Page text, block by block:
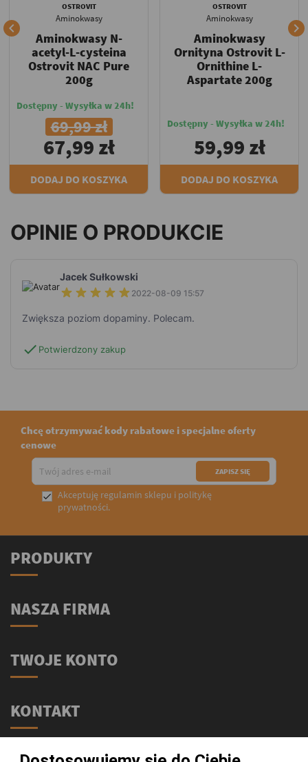

OSTROVIT
Aminokwasy
Aminokwasy N-
acetyl-L-cysteina
Ostrovit NAC Pure
200g
Dostępny - Wysyłka w 24h!
69,99 zł
67,99 zł
DODAJ DO KOSZYKA
OSTROVIT
Aminokwasy
Aminokwasy
Ornityna Ostrovit L-
Ornithine L-
Aspartate 200g
Dostępny - Wysyłka w 24h!
59,99 zł
DODAJ DO KOSZYKA

OPINIE O PRODUKCIE
Jacek Sułkowski
2022-08-09 15:57
Zwiększa poziom dopaminy. Polecam.
check Potwierdzony zakup
Chcę otrzymywać kody rabatowe i specjalne oferty
cenowe
 Akceptuję regulamin sklepu i politykę
prywatności.
PRODUKTY
NASZA FIRMA
TWOJE KONTO
KONTAKT